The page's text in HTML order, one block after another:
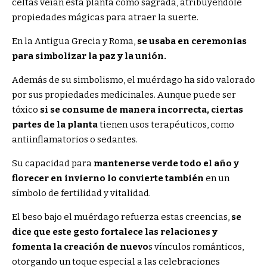
celtas veían esta planta como sagrada, atribuyéndole
propiedades mágicas para atraer la suerte.
En la Antigua Grecia y Roma, se usaba en ceremonias
para simbolizar la paz y la unión.
Además de su simbolismo, el muérdago ha sido valorado
por sus propiedades medicinales. Aunque puede ser
tóxico si se consume de manera incorrecta, ciertas
partes de la plantatienen usos terapéuticos, como
antiinflamatorios o sedantes.
Su capacidad para mantenerse verde todo el año y
florecer en invierno lo convierte también en un
símbolo de fertilidad y vitalidad.
El beso bajo el muérdago refuerza estas creencias, se
dice que este gesto fortalece las relaciones y
fomenta la creación de nuevos vínculos románticos,
otorgando un toque especial a las celebraciones